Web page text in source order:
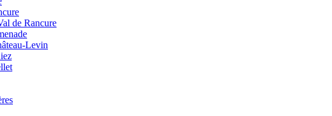
de Rancure
Levin